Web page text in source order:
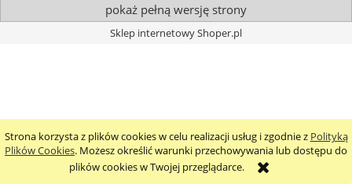
Strona korzysta z plików cookies w celu realizacji usług i zgodnie z Polityką
Plików Cookies. Możesz określić warunki przechowywania lub dostępu do
plików cookies w Twojej przeglądarce.
pokaż pełną wersję strony
Sklep internetowy Shoper.pl